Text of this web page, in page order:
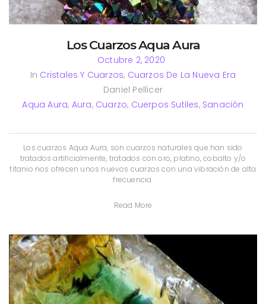
Los Cuarzos Aqua Aura
Octubre 2, 2020
In Cristales Y Cuarzos, Cuarzos De La Nueva Era
Daniel Pellicer
Aqua Aura, Aura, Cuarzo, Cuerpos Sutiles, Sanación
Los cuarzos Aqua Aura, son cuarzos naturales que han sido
tratados artificialmente, tratados con oro, platino, cobalto y/o
titanio nos ofrecen unos nuevos cuarzos con una vibración de alta
frecuencia.
Read More